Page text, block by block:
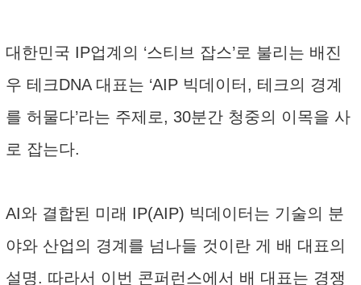
대한민국 IP업계의 ‘스티브 잡스’로 불리는 배진
우 테크DNA 대표는 ‘AIP 빅데이터, 테크의 경계
를 허물다’라는 주제로, 30분간 청중의 이목을 사
로 잡는다.
AI와 결합된 미래 IP(AIP) 빅데이터는 기술의 분
야와 산업의 경계를 넘나들 것이란 게 배 대표의
설명. 따라서 이번 콘퍼런스에서 배 대표는 경쟁